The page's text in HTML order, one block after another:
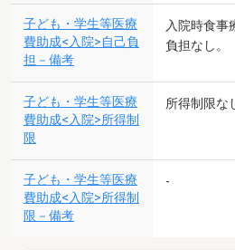
子ども・学生等医療
費助成<入院>自己負
担－備考
入院時食事
負担なし。
子ども・学生等医療
費助成<入院>所得制
限
所得制限な
子ども・学生等医療
費助成<入院>所得制
限－備考
-